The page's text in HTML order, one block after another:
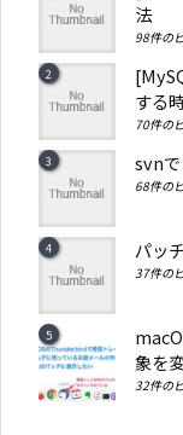
法
98件の
する
70件の
svn
68件の
パッ
37件の
象を
32件の